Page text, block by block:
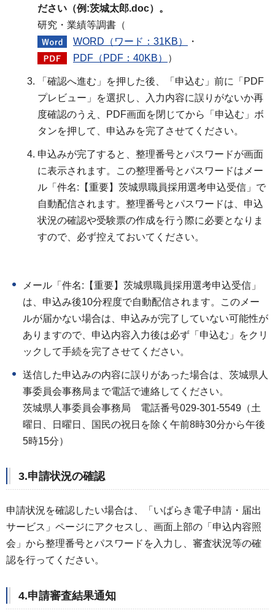
ださい（例:茨城太郎.doc）。
研究・業績等調書（
WORD（ワード：31KB）
・
PDF（PDF：40KB）
）
「確認へ進む」を押した後、「申込む」前に「PDF
プレビュー」を選択し、入力内容に誤りがないか再
度確認のうえ、PDF画面を閉じてから「申込む」ボ
タンを押して、申込みを完了させてください。
申込みが完了すると、整理番号とパスワードが画面
に表示されます。この整理番号とパスワードはメー
ル「件名:【重要】茨城県職員採用選考申込受信」で
自動配信されます。整理番号とパスワードは、申込
状況の確認や受験票の作成を行う際に必要となりま
すので、必ず控えておいてください。
メール「件名:【重要】茨城県職員採用選考申込受信」
は、申込み後10分程度で自動配信されます。このメー
ルが届かない場合は、申込みが完了していない可能性が
ありますので、申込内容入力後は必ず「申込む」をクリ
ックして手続を完了させてください。
送信した申込みの内容に誤りがあった場合は、茨城県人
事委員会事務局まで電話で連絡してください。
茨城県人事委員会事務局 電話番号029-301-5549（土
曜日、日曜日、国民の祝日を除く午前8時30分から午後
5時15分）
3.申請状況の確認
申請状況を確認したい場合は、「いばらき電子申請・届出
サービス」ページにアクセスし、画面上部の「申込内容照
会」から整理番号とパスワードを入力し、審査状況等の確
認を行ってください。
4.申請審査結果通知